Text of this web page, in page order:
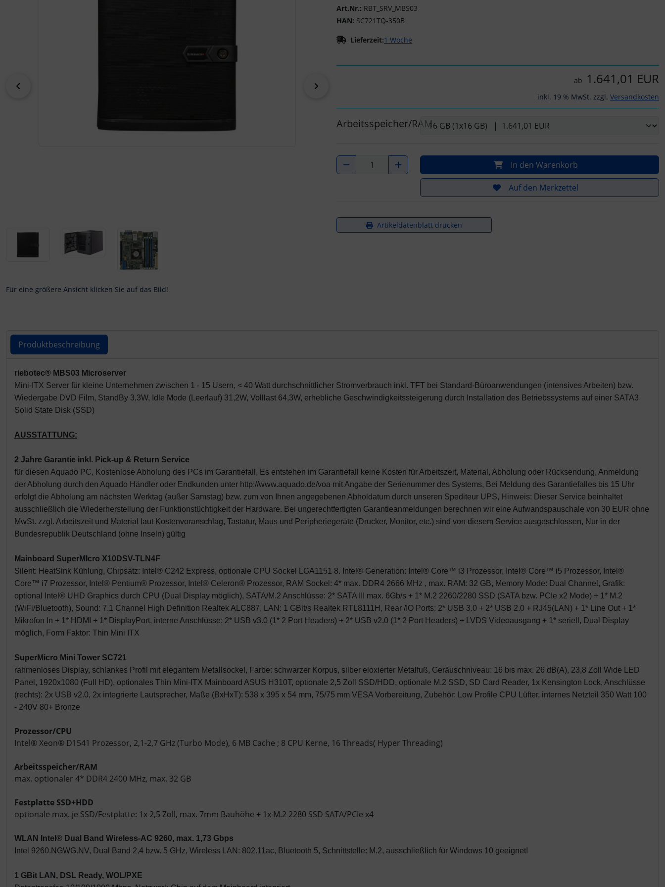
Art.Nr.: RBT_SRV_MBS03
HAN: SC721TQ-350B
Lieferzeit:1 Woche
Für eine größere Ansicht klicken Sie auf das Bild!
ab 1.641,01 EUR
inkl. 19 % MwSt. zzgl. Versandkosten
Arbeitsspeicher/RAM
In den Warenkorb
Auf den Merkzettel
Artikeldatenblatt drucken
Produktbeschreibung
Produktbeschreibung
riebotec® MBS03 Microserver
Mini-ITX Server für kleine Unternehmen zwischen 1 - 15 Usern, < 40 Watt durchschnittlicher Stromverbrauch inkl. TFT bei Standard-Büroanwendungen (intensives Arbeiten) bzw.
Wiedergabe DVD Film, StandBy 3,3W, Idle Mode (Leerlauf) 31,2W, Volllast 64,3W, erhebliche Geschwindigkeitssteigerung durch Installation des Betriebssystems auf einer SATA3
Solid State Disk (SSD)
AUSSTATTUNG:
2 Jahre Garantie inkl. Pick-up & Return Service
für diesen Aquado PC, Kostenlose Abholung des PCs im Garantiefall, Es entstehen im Garantiefall keine Kosten für Arbeitszeit, Material, Abholung oder Rücksendung, Anmeldung
der Abholung durch den Aquado Händler oder Endkunden unter http://www.aquado.de/voa mit Angabe der Serienummer des Systems, Bei Meldung des Garantiefalles bis 15 Uhr
erfolgt die Abholung am nächsten Werktag (außer Samstag) bzw. zum von Ihnen angegebenen Abholdatum durch unseren Spediteur UPS, Hinweis: Dieser Service beinhaltet
ausschließlich die Wiederherstellung der Funktionstüchtigkeit der Hardware. Bei ungerechtfertigten Garantieanmeldungen berechnen wir eine Aufwandspauschale von 30 EUR ohne
MwSt. zzgl. Arbeitszeit und Material laut Kostenvoranschlag, Tastatur, Maus und Peripheriegeräte (Drucker, Monitor, etc.) sind von diesem Service ausgeschlossen, Nur in der
Bundesrepublik Deutschland (ohne Inseln) gültig
Mainboard SuperMIcro X10DSV-TLN4F
Silent: HeatSink Kühlung, Chipsatz: Intel® C242 Express, optionale CPU Sockel LGA1151 8. Intel® Generation: Intel® Core™ i3 Prozessor, Intel® Core™ i5 Prozessor, Intel®
Core™ i7 Prozessor, Intel® Pentium® Prozessor, Intel® Celeron® Prozessor, RAM Sockel: 4* max. DDR4 2666 MHz , max. RAM: 32 GB, Memory Mode: Dual Channel, Grafik:
optional Intel® UHD Graphics durch CPU (Dual Display möglich), SATA/M.2 Anschlüsse: 2* SATA III max. 6Gb/s + 1* M.2 2260/2280 SSD (SATA bzw. PCIe x2 Mode) + 1* M.2
(WiFi/Bluetooth), Sound: 7.1 Channel High Definition Realtek ALC887, LAN: 1 GBit/s Realtek RTL8111H, Rear /IO Ports: 2* USB 3.0 + 2* USB 2.0 + RJ45(LAN) + 1* Line Out + 1*
Mikrofon In + 1* HDMI + 1* DisplayPort, interne Anschlüsse: 2* USB v3.0 (1* 2 Port Headers) + 2* USB v2.0 (1* 2 Port Headers) + LVDS Videoausgang + 1* seriell, Dual Display
möglich, Form Faktor: Thin Mini ITX
SuperMicro Mini Tower SC721
rahmenloses Display, schlankes Profil mit elegantem Metallsockel, Farbe: schwarzer Korpus, silber eloxierter Metalfuß, Geräuschniveau: 16 bis max. 26 dB(A), 23,8 Zoll Wide LED
Panel, 1920x1080 (Full HD), optionales Thin Mini-ITX Mainboard ASUS H310T, optionale 2,5 Zoll SSD/HDD, optionale M.2 SSD, SD Card Reader, 1x Kensington Lock, Anschlüsse
(rechts): 2x USB v2.0, 2x integrierte Lautsprecher, Maße (BxHxT): 538 x 395 x 54 mm, 75/75 mm VESA Vorbereitung, Zubehör: Low Profile CPU Lüfter, internes Netzteil 350 Watt 100
- 240V 80+ Bronze
Prozessor/CPU
Intel® Xeon® D1541 Prozessor, 2,1-2,7 GHz (Turbo Mode), 6 MB Cache ; 8 CPU Kerne, 16 Threads( Hyper Threading)
Arbeitsspeicher/RAM
max. optionaler 4* DDR4 2400 MHz, max. 32 GB
Festplatte SSD+HDD
optionale max. je SSD/Festplatte: 1x 2,5 Zoll, max. 7mm Bauhöhe + 1x M.2 2280 SSD SATA/PCIe x4
WLAN Intel® Dual Band Wireless-AC 9260, max. 1,73 Gbps
Intel 9260.NGWG.NV, Dual Band 2,4 bzw. 5 GHz, Wireless LAN: 802.11ac, Bluetooth 5, Schnittstelle: M.2, ausschließlich für Windows 10 geeignet!
1 GBit LAN, DSL Ready, WOL/PXE